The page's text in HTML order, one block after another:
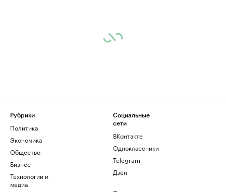
Рубрики
Политика
Экономика
Общество
Бизнес
Технологии и
медиа
Социальные
сети
ВКонтакте
Одноклассники
Telegram
Дзен